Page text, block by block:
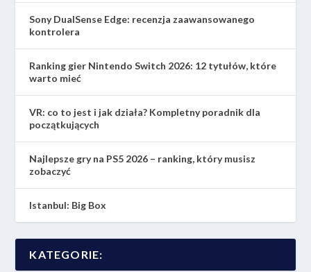
Sony DualSense Edge: recenzja zaawansowanego
kontrolera
Ranking gier Nintendo Switch 2026: 12 tytułów, które
warto mieć
VR: co to jest i jak działa? Kompletny poradnik dla
początkujących
Najlepsze gry na PS5 2026 – ranking, który musisz
zobaczyć
Istanbul: Big Box
KATEGORIE: